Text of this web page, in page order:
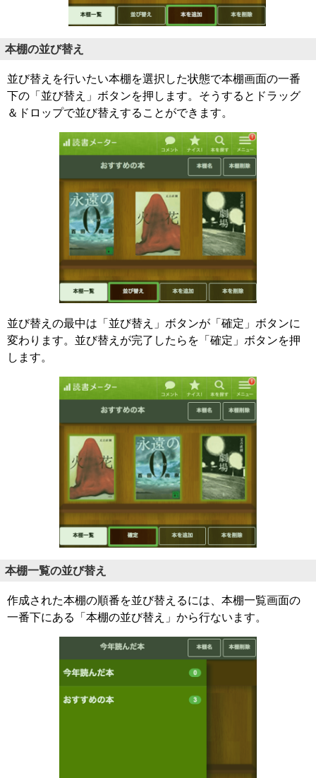
本棚の並び替え
並び替えを行いたい本棚を選択した状態で本棚画面の一番
下の「並び替え」ボタンを押します。そうするとドラッグ
＆ドロップで並び替えすることができます。
並び替えの最中は「並び替え」ボタンが「確定」ボタンに
変わります。並び替えが完了したらを「確定」ボタンを押
します。
本棚一覧の並び替え
作成された本棚の順番を並び替えるには、本棚一覧画面の
一番下にある「本棚の並び替え」から行ないます。